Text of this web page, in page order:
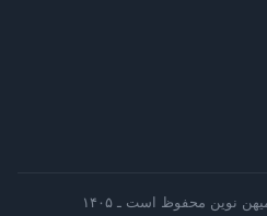
نوین محفوظ است ـ ۱۴۰۵